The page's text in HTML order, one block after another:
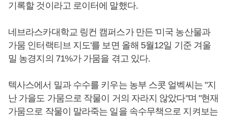
기록할 것이라고 로이터에 말했다.
네브라스카대학교 링컨 캠퍼스가 만든 '미국 농산물과
가뭄 인터랙티브 지도'를 보면 올해 5월12일 기준 겨울
밀 농경지의 71%가 가뭄을 겪고 있다.
텍사스에서 밀과 수수를 키우는 농부 스콧 얼벡씨는 "지
난 가을도 가뭄으로 작물이 거의 자라지 않았다"며 "현재
가뭄으로 작물이 말라죽는 일을 속수무책으로 지켜보는